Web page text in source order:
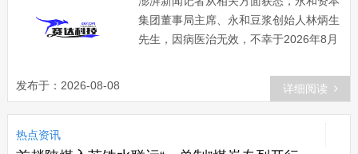
集团董事局主席、永和豆浆创始人林炳生
先生，因病医治无效，不幸于2026年8月
团方面表示，林炳生先生是永和资本集团
发布于：2026-08-08 详细阅读
热点资讯